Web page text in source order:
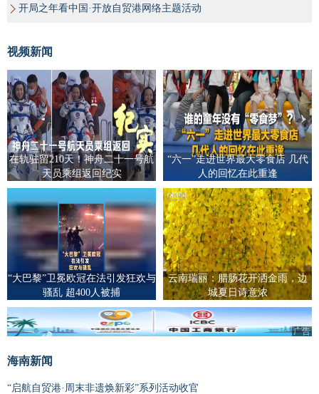
开局之年看中国·开放自贸港网络主题活动
视频新闻
在轨驻留210天！神舟二十一号航
天员乘组返回纪实
“六一”走进世界最大零食店 几代
人的回忆在此重逢
“大巴黎”卫冕欧冠在法引发狂欢与
骚乱 超400人被捕
云南瑞丽：腊肠花开洒金雨，边
城夏日诗意浓
广告
海南新闻
“启航自贸港·周末非遗焕新彩”系列活动收官